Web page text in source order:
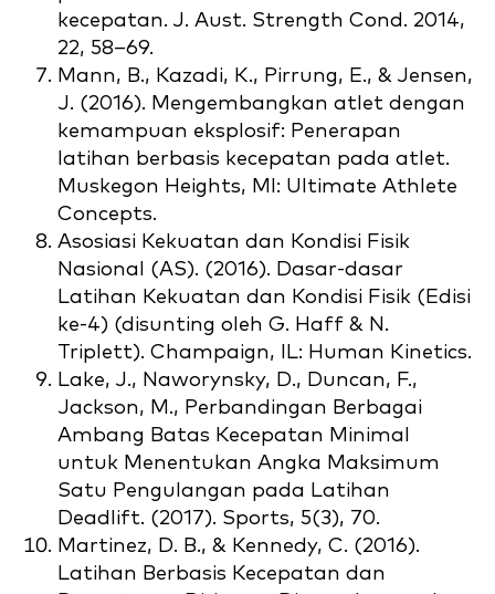
kecepatan. J. Aust. Strength Cond. 2014,
22, 58–69.
Mann, B., Kazadi, K., Pirrung, E., & Jensen,
J. (2016). Mengembangkan atlet dengan
kemampuan eksplosif: Penerapan
latihan berbasis kecepatan pada atlet.
Muskegon Heights, MI: Ultimate Athlete
Concepts.
Asosiasi Kekuatan dan Kondisi Fisik
Nasional (AS). (2016). Dasar-dasar
Latihan Kekuatan dan Kondisi Fisik (Edisi
ke-4) (disunting oleh G. Haff & N.
Triplett). Champaign, IL: Human Kinetics.
Lake, J., Naworynsky, D., Duncan, F.,
Jackson, M., Perbandingan Berbagai
Ambang Batas Kecepatan Minimal
untuk Menentukan Angka Maksimum
Satu Pengulangan pada Latihan
Deadlift. (2017). Sports, 5(3), 70.
Martinez, D. B., & Kennedy, C. (2016).
Latihan Berbasis Kecepatan dan